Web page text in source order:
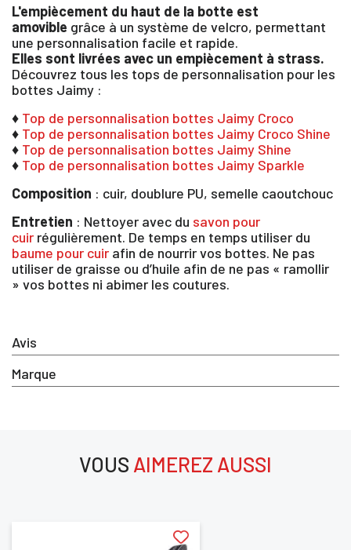
Avis
Marque
L'empiècement du haut de la botte est
amovible grâce à un système de velcro, permettant
une personnalisation facile et rapide.
Elles sont livrées avec un empiècement à strass.
Découvrez tous les tops de personnalisation pour les
bottes Jaimy :
♦ Top de personnalisation bottes Jaimy Croco
♦ Top de personnalisation bottes Jaimy Croco Shine
♦ Top de personnalisation bottes Jaimy Shine
♦ Top de personnalisation bottes Jaimy Sparkle
Composition : cuir, doublure PU, semelle caoutchouc
Entretien : Nettoyer avec du savon pour
cuir régulièrement. De temps en temps utiliser du
baume pour cuir afin de nourrir vos bottes. Ne pas
utiliser de graisse ou d’huile afin de ne pas « ramollir
» vos bottes ni abimer les coutures.
VOUS AIMEREZ AUSSI
Vous devez être connecté pour enregistrer des
produits dans votre liste d'envie
ANNULER SE
CONNECTER